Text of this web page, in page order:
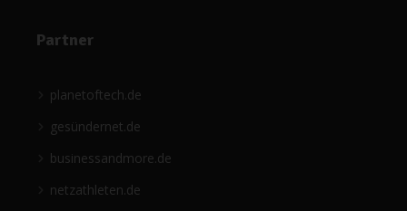
Partner
planetoftech.de
gesündernet.de
businessandmore.de
netzathleten.de